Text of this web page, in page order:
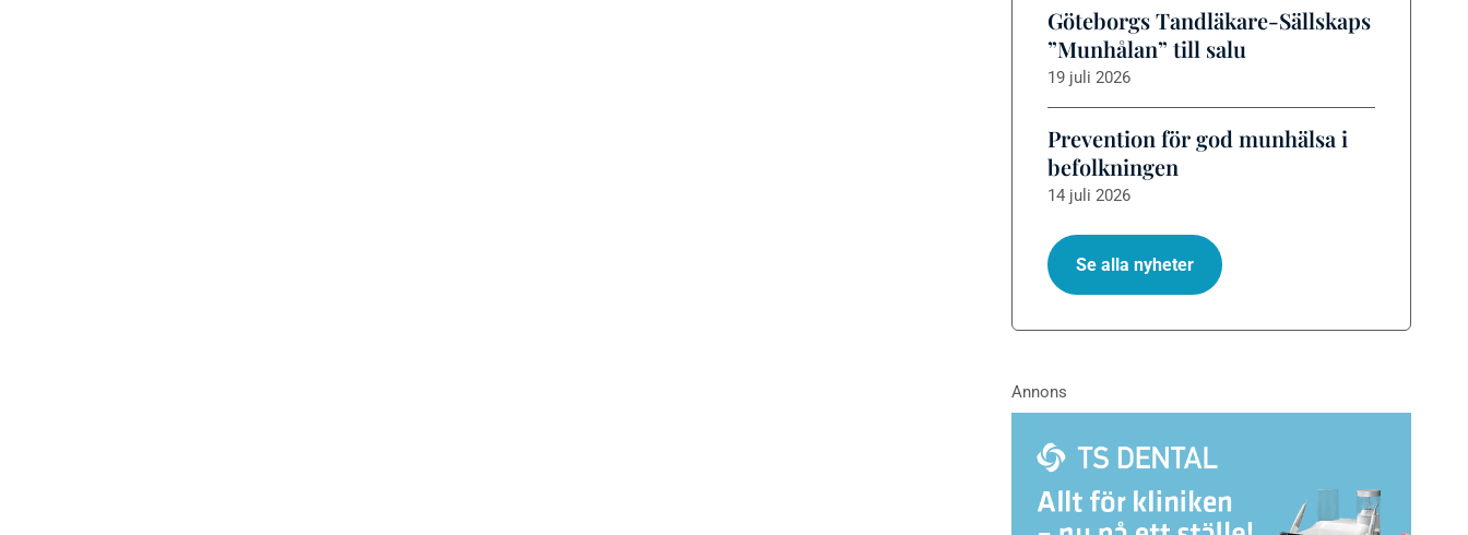
Göteborgs Tandläkare-Sällskaps
”Munhålan” till salu
19 juli 2026
Prevention för god munhälsa i
befolkningen
14 juli 2026
Se alla nyheter